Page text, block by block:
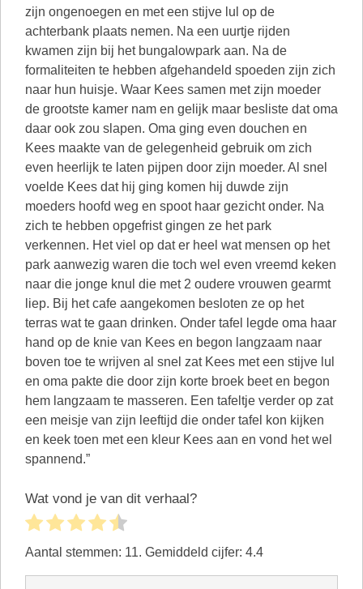
zijn ongenoegen en met een stijve lul op de
achterbank plaats nemen. Na een uurtje rijden
kwamen zijn bij het bungalowpark aan. Na de
formaliteiten te hebben afgehandeld spoeden zijn zich
naar hun huisje. Waar Kees samen met zijn moeder
de grootste kamer nam en gelijk maar besliste dat oma
daar ook zou slapen. Oma ging even douchen en
Kees maakte van de gelegenheid gebruik om zich
even heerlijk te laten pijpen door zijn moeder. Al snel
voelde Kees dat hij ging komen hij duwde zijn
moeders hoofd weg en spoot haar gezicht onder. Na
zich te hebben opgefrist gingen ze het park
verkennen. Het viel op dat er heel wat mensen op het
park aanwezig waren die toch wel even vreemd keken
naar die jonge knul die met 2 oudere vrouwen gearmt
liep. Bij het cafe aangekomen besloten ze op het
terras wat te gaan drinken. Onder tafel legde oma haar
hand op de knie van Kees en begon langzaam naar
boven toe te wrijven al snel zat Kees met een stijve lul
en oma pakte die door zijn korte broek beet en begon
hem langzaam te masseren. Een tafeltje verder op zat
een meisje van zijn leeftijd die onder tafel kon kijken
en keek toen met een kleur Kees aan en vond het wel
spannend.”
Wat vond je van dit verhaal?
Aantal stemmen: 11. Gemiddeld cijfer: 4.4